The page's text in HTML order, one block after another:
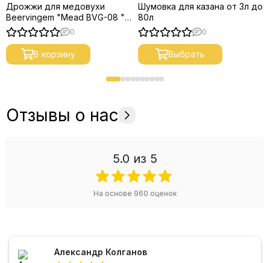
Дрожжи для медовухи
Beervingem "Mead BVG-08 ",
10 г
0
В корзину
Шумовка для казана от 3л до
80л
0
Выбрать
Отзывы о нас
5.0 из 5
На основе 960 оценок
Александр Колганов